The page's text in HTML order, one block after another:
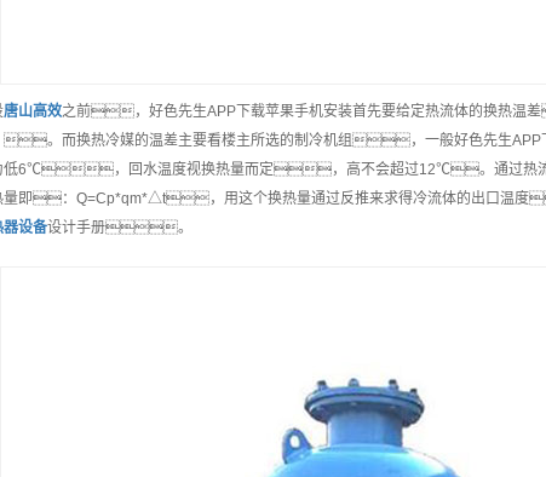
唐山高效之前，好色先生APP下载苹果手机安装首先要给定热流体的换热
。而换热冷媒的温差主要看楼主所选的制冷机组，一般好色先生APP
低6℃，回水温度视换热量而定，高不会超过12℃。通过热流
量即：Q=Cp*qm*△t，用这个换热量通过反推来求得冷流体的出口温
器设备设计手册。